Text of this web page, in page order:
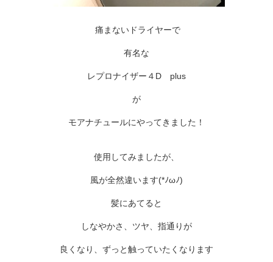
痛まないドライヤーで
有名な
レプロナイザー４D plus
が
モアナチュールにやってきました！
使用してみましたが、
風が全然違います(*ﾉωﾉ)
髪にあてると
しなやかさ、ツヤ、指通りが
良くなり、ずっと触っていたくなります